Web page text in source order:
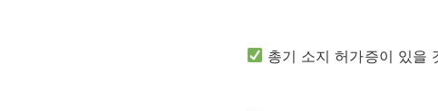
총기 소지 허가증이 있을